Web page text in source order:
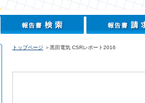
トップページ ＞黒田電気 CSRレポート2016